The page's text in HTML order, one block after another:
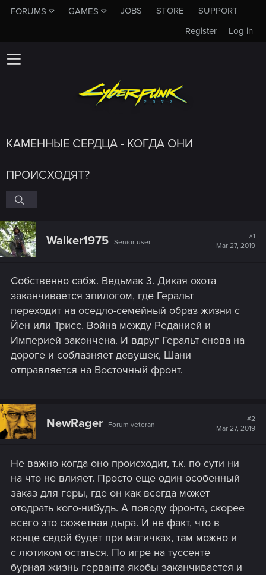
FORUMS GAMES JOBS STORE
SUPPORT
Log in
Register
КАМЕННЫЕ СЕРДЦА - КОГДА ОНИ
ПРОИСХОДЯТ?
Walker1975 Senior user
#1
Mar 27, 2019
Собственно сабж. Ведьмак 3. Дикая охота
заканчивается эпилогом, где Геральт
переходит на оседло-семейный образ жизни с
Йен или Трисс. Война между Реданией и
Империей закончена. И вдруг Геральт снова на
дороге и соблазняет девушек, Шани
отправляется на Восточный фронт.
NewRager Forum veteran
#2
Mar 27, 2019
Не важно когда оно происходит, т.к. по сути ни
на что не влияет. Просто еще один особенный
заказ для геры, где он как всегда может
отодрать кого-нибудь. А поводу фронта, скорее
всего это сюжетная дыра. И не факт, что в
конце седой будет при магичках, там можно и
с лютиком остаться. По игре на туссенте
бурная жизнь герванта якобы заканчивается и